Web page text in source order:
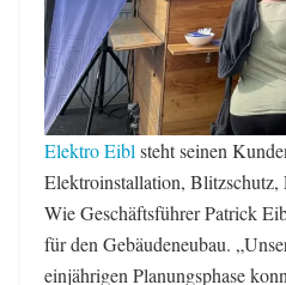
Elektro Eiblsteht seinen
Elektroinstallation,
Wie Geschäftsführer Patrick
für den Gebäudeneubau.
einjährigen Planungsphase